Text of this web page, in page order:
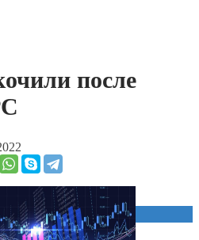
после